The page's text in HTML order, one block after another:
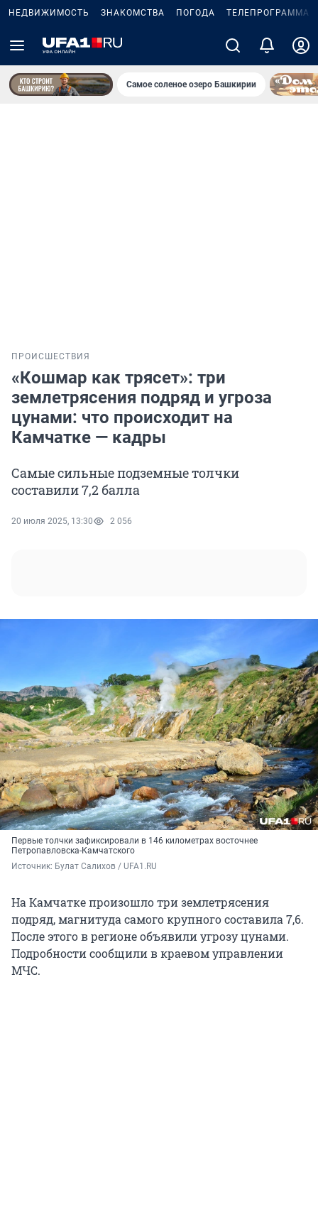
НЕДВИЖИМОСТЬ ЗНАКОМСТВА ПОГОДА ТЕЛЕПРОГРАММА
Самое соленое озеро Башкирии
ПРОИСШЕСТВИЯ
«Кошмар как трясет»: три
землетрясения подряд и угроза
цунами: что происходит на
Камчатке — кадры
Самые сильные подземные толчки
составили 7,2 балла
20 июля 2025, 13:30 2 056
Первые толчки зафиксировали в 146 километрах восточнее
Петропавловска-Камчатского
Источник: Булат Салихов / UFA1.RU
На Камчатке произошло три землетрясения
подряд, магнитуда самого крупного составила 7,6.
После этого в регионе объявили угрозу цунами.
Подробности сообщили в краевом управлении
МЧС.